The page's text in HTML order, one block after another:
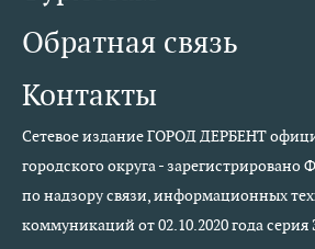
Обратная связь
Контакты
Сетевое издание ГОРОД ДЕРБЕНТ
городского округа - зарегистрировано
по надзору связи, информационных
коммуникаций от 02.10.2020 года